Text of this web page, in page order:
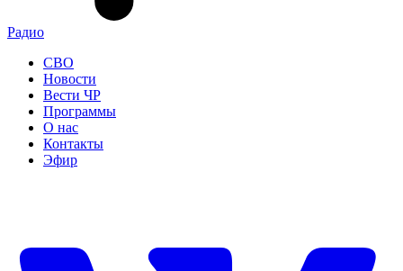
Радио
СВО
Новости
Вести ЧР
Программы
О нас
Контакты
Эфир